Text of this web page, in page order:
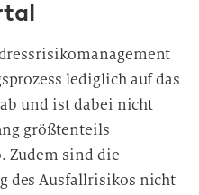
lediglich auf das
und ist dabei nicht
größtenteils
Zudem sind die
des Ausfallrisikos nicht